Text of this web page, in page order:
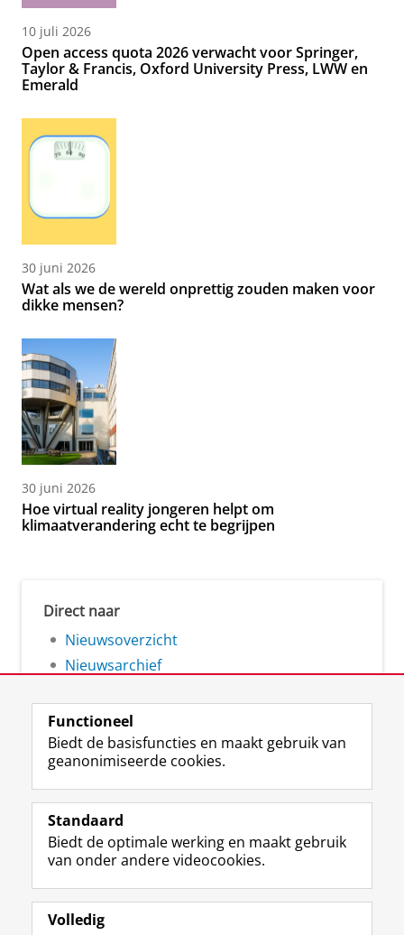
10 juli 2026
Open access quota 2026 verwacht voor Springer,
Taylor & Francis, Oxford University Press, LWW en
Emerald
30 juni 2026
Wat als we de wereld onprettig zouden maken voor
dikke mensen?
30 juni 2026
Hoe virtual reality jongeren helpt om
klimaatverandering echt te begrijpen
Direct naar
Nieuwsoverzicht
Nieuwsarchief
Volg de RUG
F
a
e
b
o
L
i
k
e
I
R
S
-
f
e
I
n
t
r
Y
o
T
e
Studiekiezers
Alumni
Functioneel
Biedt de basisfuncties en maakt gebruik van
geanonimiseerde cookies.
Standaard
Biedt de optimale werking en maakt gebruik
van onder andere videocookies.
Volledig